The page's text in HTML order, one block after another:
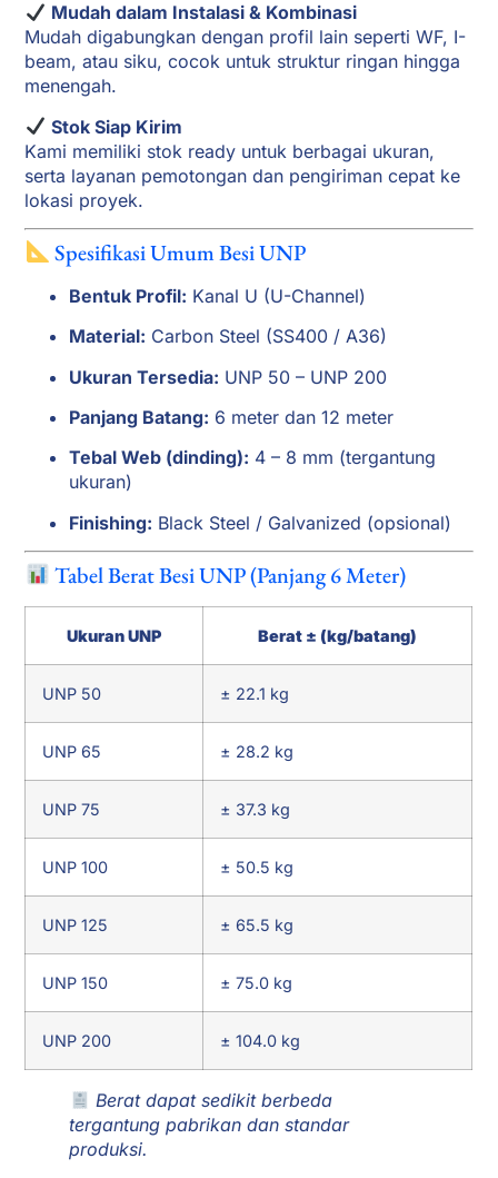
Mudah dalam Instalasi & Kombinasi
Mudah digabungkan dengan profil lain seperti WF, I-
beam, atau siku, cocok untuk struktur ringan hingga
menengah.
Stok Siap Kirim
Kami memiliki stok ready untuk berbagai ukuran,
serta layanan pemotongan dan pengiriman cepat ke
lokasi proyek.
Spesifikasi Umum Besi UNP
Bentuk Profil: Kanal U (U-Channel)
Material: Carbon Steel (SS400 / A36)
Ukuran Tersedia: UNP 50 – UNP 200
Panjang Batang: 6 meter dan 12 meter
Tebal Web (dinding): 4 – 8 mm (tergantung
ukuran)
Finishing: Black Steel / Galvanized (opsional)
Tabel Berat Besi UNP (Panjang 6 Meter)
Ukuran UNP Berat ± (kg/batang)
UNP 50 ± 22.1 kg
UNP 65 ± 28.2 kg
UNP 75 ± 37.3 kg
UNP 100 ± 50.5 kg
UNP 125 ± 65.5 kg
UNP 150 ± 75.0 kg
UNP 200 ± 104.0 kg
Berat dapat sedikit berbeda
tergantung pabrikan dan standar
produksi.